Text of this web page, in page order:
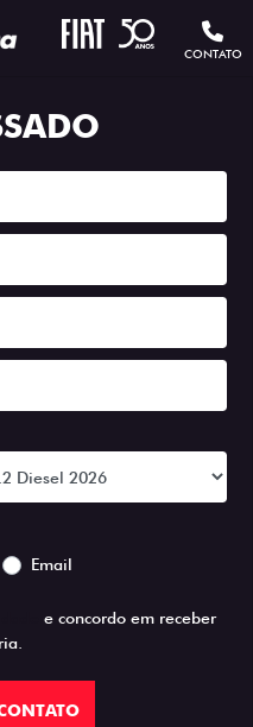
CONTATO
Email
e concordo em receber